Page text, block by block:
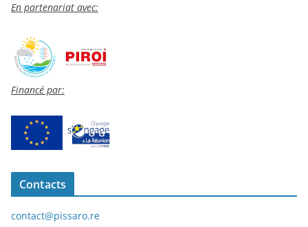
En partenariat avec:
Financé par:
Contacts
contact@pissaro.re